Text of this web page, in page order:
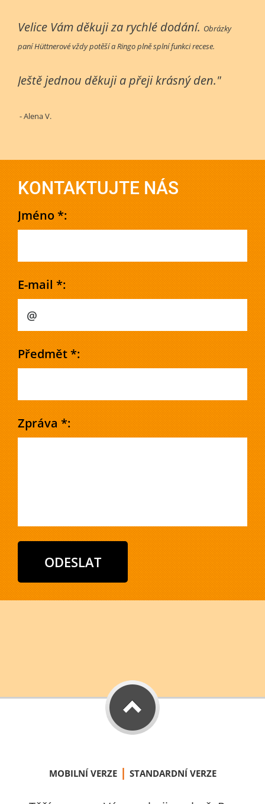
Velice Vám děkuji za rychlé dodání. Obrázky
paní Hüttnerové vždy potěší a Ringo plně splní funkci recese.
Ještě jednou děkuji a přeji krásný den."
- Alena V.
KONTAKTUJTE NÁS
Jméno *:
E-mail *:
Předmět *:
Zpráva *:
MOBILNÍ VERZE | STANDARDNÍ VERZE